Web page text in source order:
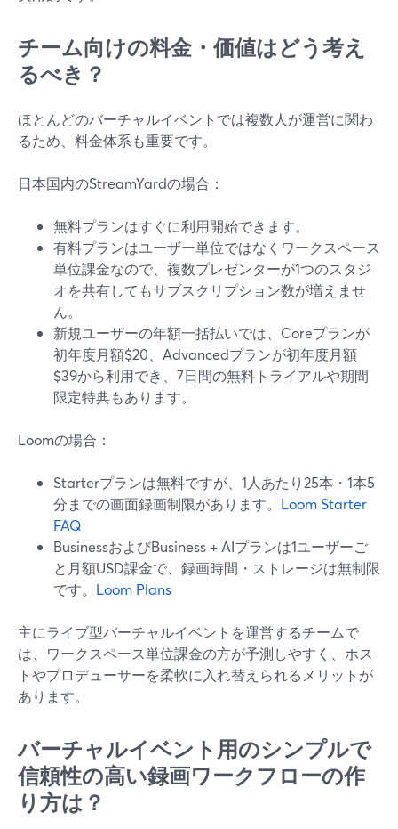
チーム向けの料金・価値はどう考え
るべき？
ほとんどのバーチャルイベントでは複数人が運営に関わ
るため、料金体系も重要です。
日本国内のStreamYardの場合：
無料プランはすぐに利用開始できます。
有料プランはユーザー単位ではなくワークスペース
単位課金なので、複数プレゼンターが1つのスタジ
オを共有してもサブスクリプション数が増えませ
ん。
新規ユーザーの年額一括払いでは、Coreプランが
初年度月額$20、Advancedプランが初年度月額
$39から利用でき、7日間の無料トライアルや期間
限定特典もあります。
Loomの場合：
Starterプランは無料ですが、1人あたり25本・1本5
分までの画面録画制限があります。 Loom Starter
FAQ
BusinessおよびBusiness + AIプランは1ユーザーご
と月額USD課金で、録画時間・ストレージは無制限
です。 Loom Plans
主にライブ型バーチャルイベントを運営するチームで
は、ワークスペース単位課金の方が予測しやすく、ホス
トやプロデューサーを柔軟に入れ替えられるメリットが
あります。
バーチャルイベント用のシンプルで
信頼性の高い録画ワークフローの作
り方は？